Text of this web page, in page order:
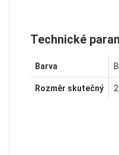
Technické
Barva
Rozměr skutečný